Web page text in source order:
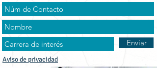
Enviar
Aviso de privacidad